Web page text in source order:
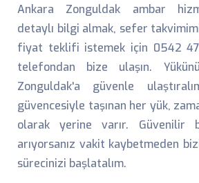
Ankara Zonguldak ambar
detaylı bilgi almak, sefer
fiyat teklifi istemek için 0542
telefondan bize ulaşın.
Zonguldak'a güvenle
güvencesiyle taşınan her yük,
olarak yerine varır. Güvenilir
arıyorsanız vakit kaybetmeden
sürecinizi başlatalım.